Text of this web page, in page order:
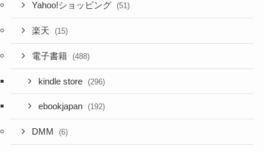
Yahoo!ショッピング (51)
楽天 (15)
電子書籍 (488)
kindle store (296)
ebookjapan (192)
DMM (6)